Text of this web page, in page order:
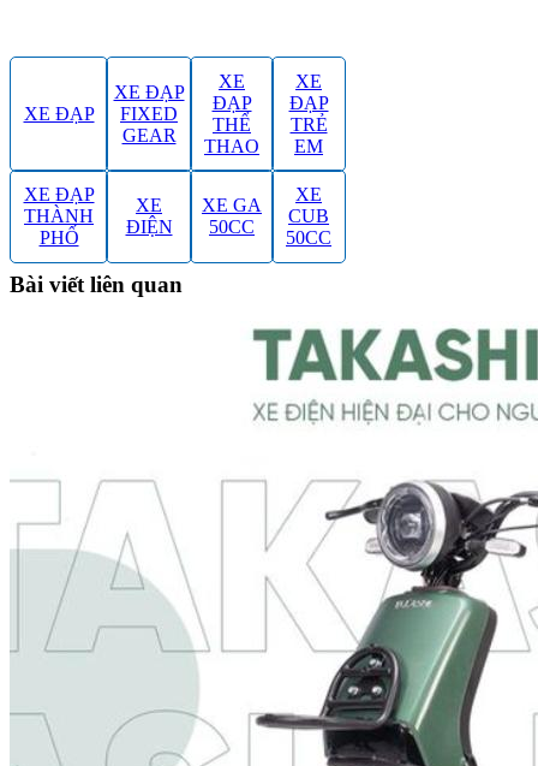
XE ĐẠP
XE ĐẠP
FIXED
GEAR
XE
ĐẠP
THỂ
THAO
XE
ĐẠP
TRẺ
EM
XE ĐẠP
THÀNH
PHỐ
XE
ĐIỆN
XE GA
50CC
XE
CUB
50CC
Bài viết liên quan